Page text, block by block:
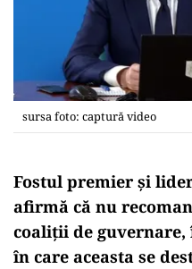
sursa foto: captură video
Fostul premier și
afirmă că nu
coaliții de guvernare,
în care aceasta se